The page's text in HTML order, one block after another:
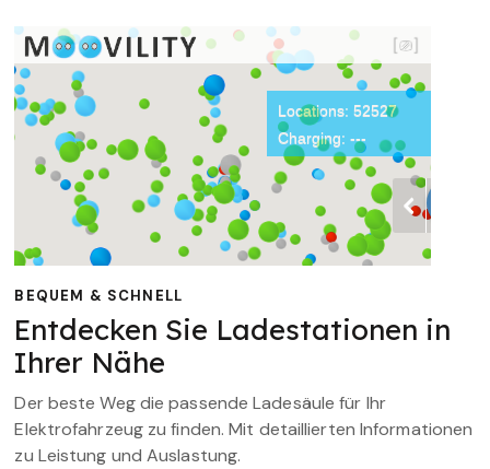
BEQUEM & SCHNELL
Entdecken Sie Ladestationen in
Ihrer Nähe
Der beste Weg die passende Ladesäule für Ihr
Elektrofahrzeug zu finden. Mit detaillierten Informationen
zu Leistung und Auslastung.